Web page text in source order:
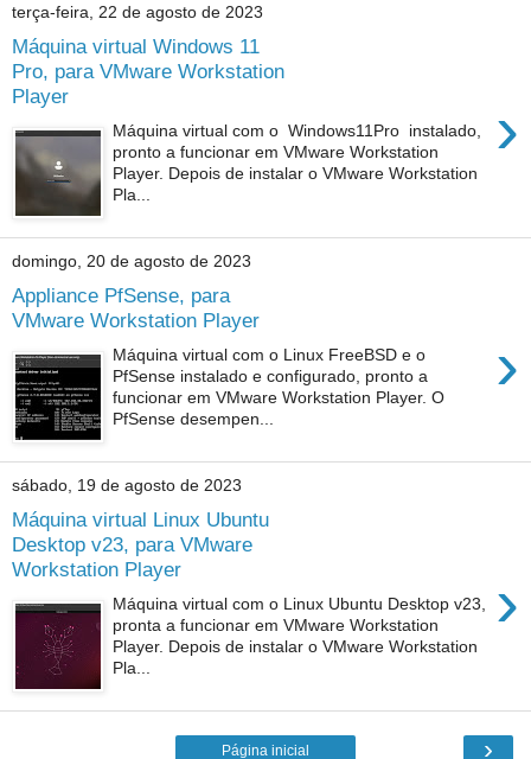
terça-feira, 22 de agosto de 2023
Máquina virtual Windows 11
Pro, para VMware Workstation
Player
›
Máquina virtual com o Windows11Pro instalado,
pronto a funcionar em VMware Workstation
Player. Depois de instalar o VMware Workstation
Pla...
domingo, 20 de agosto de 2023
Appliance PfSense, para
VMware Workstation Player
›
Máquina virtual com o Linux FreeBSD e o
PfSense instalado e configurado, pronto a
funcionar em VMware Workstation Player. O
PfSense desempen...
sábado, 19 de agosto de 2023
Máquina virtual Linux Ubuntu
Desktop v23, para VMware
Workstation Player
›
Máquina virtual com o Linux Ubuntu Desktop v23,
pronta a funcionar em VMware Workstation
Player. Depois de instalar o VMware Workstation
Pla...
›
Página inicial